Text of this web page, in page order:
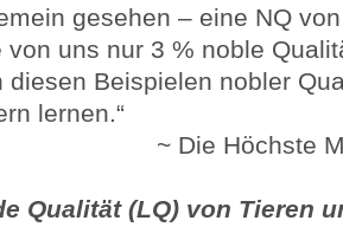
gesehen – eine NQ
von uns nur 3 % noble
diesen Beispielen nobler
lernen.“
~ Die Höchste
Qualität (LQ) von Tieren